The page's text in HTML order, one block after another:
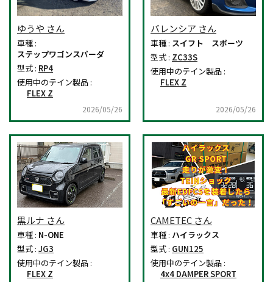
ゆうや さん
車種 :
ステップワゴンスパーダ
型式 : RP4
使用中のテイン製品 :
FLEX Z
2026/05/26
バレンシア さん
車種 : スイフト スポーツ
型式 : ZC33S
使用中のテイン製品 :
FLEX Z
2026/05/26
黒ルナ さん
車種 : N-ONE
型式 : JG3
使用中のテイン製品 :
FLEX Z
CAMETEC さん
車種 : ハイラックス
型式 : GUN125
使用中のテイン製品 :
4x4 DAMPER SPORT